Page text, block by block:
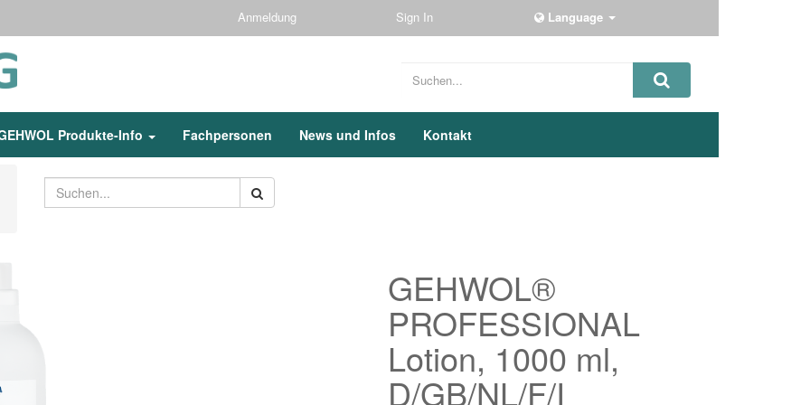
Anmeldung Sign In Language
Produkte-Info Fachpersonen News und Infos Kontakt
GEHWOL®
PROFESSIONAL
Lotion, 1000 ml,
D/GB/NL/F/I